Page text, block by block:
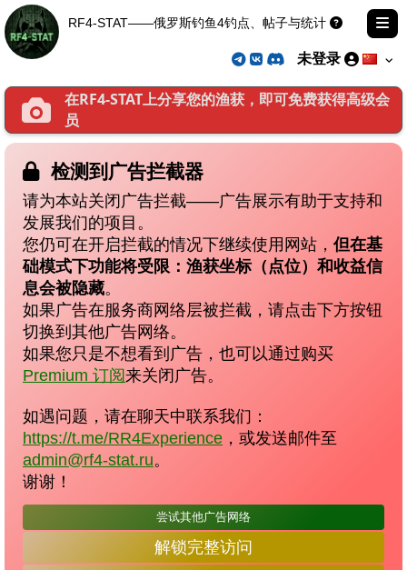
未登录
RF4-STAT——俄罗斯钓鱼4钓点、帖子与统计
在RF4-STAT上分享您的渔获，即可免费获得高级会
员
检测到广告拦截器
请为本站关闭广告拦截——广告展示有助于支持和
发展我们的项目。
您仍可在开启拦截的情况下继续使用网站， 但在基
础模式下功能将受限：渔获坐标（点位）和收益信
息会被隐藏。
如果广告在服务商网络层被拦截，请点击下方按钮
切换到其他广告网络。
如果您只是不想看到广告，也可以通过购买
Premium 订阅来关闭广告。
如遇问题，请在聊天中联系我们：
https://t.me/RR4Experience ，或发送邮件至
admin@rf4-stat.ru。
谢谢！
尝试其他广告网络
解锁完整访问